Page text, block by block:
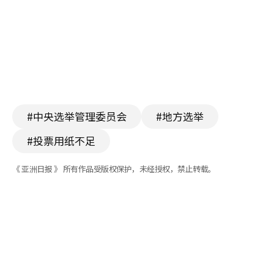
#中央选举管理委员会
#地方选举
#投票用纸不足
《 亚洲日报 》 所有作品受版权保护，未经授权，禁止转载。